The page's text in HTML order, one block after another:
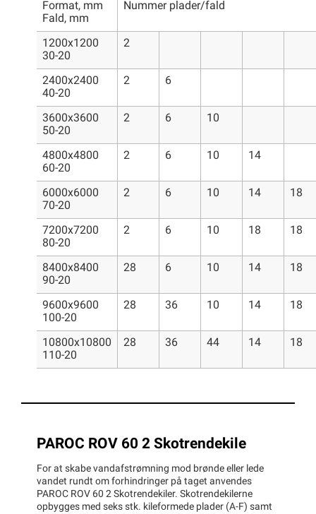
Format, mm
Fald, mm
Nummer plader/fald
1200x1200
30-20
2
2400x2400
40-20
2 6
3600x3600
50-20
2 6 10
4800x4800
60-20
2 6 10 14
6000x6000
70-20
2 6 10 14 18
7200x7200
80-20
2 6 10 18 18
8400x8400
90-20
28 6 10 14 18
9600x9600
100-20
28 36 10 14 18
10800x10800
110-20
28 36 44 14 18
PAROC ROV 60 2 Skotrendekile
For at skabe vandafstrømning mod brønde eller lede
vandet rundt om forhindringer på taget anvendes
PAROC ROV 60 2 Skotrendekiler. Skotrendekilerne
opbygges med seks stk. kileformede plader (A-F) samt